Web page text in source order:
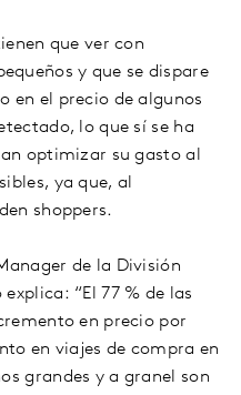
que ver con
y que se dispare
en el precio de algunos
lo que sí se ha
optimizar su gasto al
ya que, al
shoppers.
de la División
“El 77 % de las
en precio por
en viajes de compra en
grandes y a granel son